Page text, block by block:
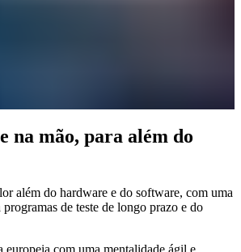
na mão, para além do
além do hardware e do software, com uma
de teste de longo prazo e do